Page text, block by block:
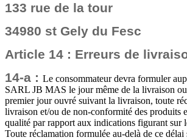
133 rue de la tour
34980 st Gely du Fesc
Article 14 : Erreurs de
14-a : Le consommateur devra formuler
SARL JB MAS le jour même de la livraison
premier jour ouvré suivant la livraison, toute
livraison et/ou de non-conformité des produits
qualité par rapport aux indications figurant sur
Toute réclamation formulée au-delà de ce délai